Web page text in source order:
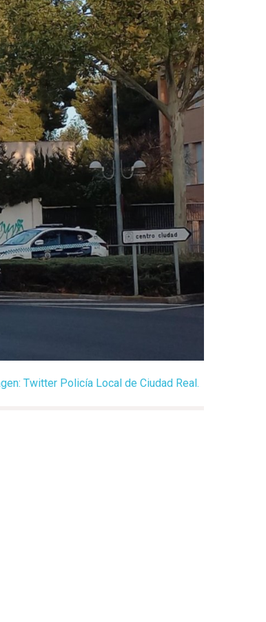
Twitter Policía Local de Ciudad Real.